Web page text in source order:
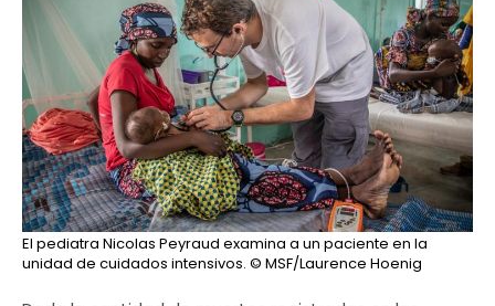
El pediatra Nicolas Peyraud examina a un paciente en la
unidad de cuidados intensivos. © MSF/Laurence Hoenig